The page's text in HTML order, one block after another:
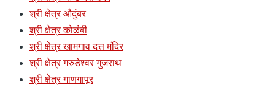
श्री क्षेत्र औदुंबर
श्री क्षेत्र कोळंबी
श्री क्षेत्र खामगाव दत्त मंदिर
श्री क्षेत्र गरुडेश्वर गुजराथ
श्री क्षेत्र गाणगापूर